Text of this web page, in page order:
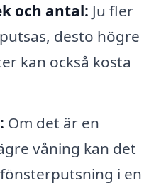
och antal: Ju fler
desto högre
kan också kosta
Om det är en
våning kan det
i en